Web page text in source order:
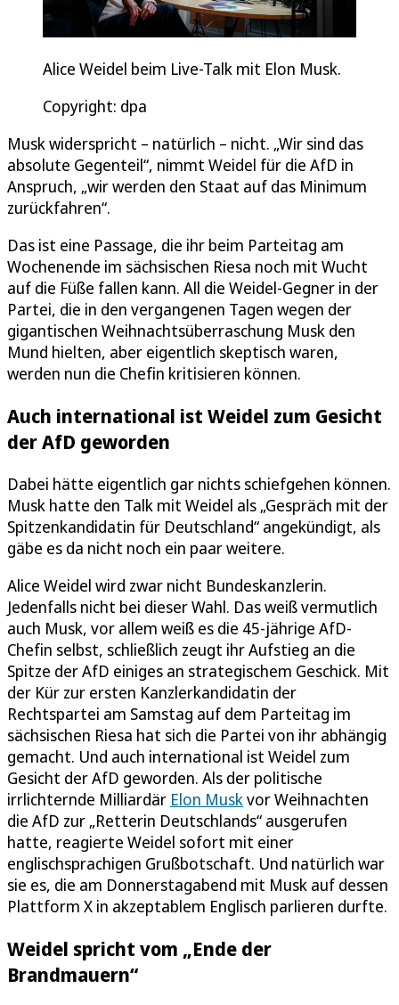
Alice Weidel beim Live-Talk mit Elon Musk.
Copyright: dpa
Musk widerspricht – natürlich – nicht. „Wir sind das
absolute Gegenteil“, nimmt Weidel für die AfD in
Anspruch, „wir werden den Staat auf das Minimum
zurückfahren“.
Das ist eine Passage, die ihr beim Parteitag am
Wochenende im sächsischen Riesa noch mit Wucht
auf die Füße fallen kann. All die Weidel-Gegner in der
Partei, die in den vergangenen Tagen wegen der
gigantischen Weihnachtsüberraschung Musk den
Mund hielten, aber eigentlich skeptisch waren,
werden nun die Chefin kritisieren können.
Auch international ist Weidel zum Gesicht
der AfD geworden
Dabei hätte eigentlich gar nichts schiefgehen können.
Musk hatte den Talk mit Weidel als „Gespräch mit der
Spitzenkandidatin für Deutschland“ angekündigt, als
gäbe es da nicht noch ein paar weitere.
Alice Weidel wird zwar nicht Bundeskanzlerin.
Jedenfalls nicht bei dieser Wahl. Das weiß vermutlich
auch Musk, vor allem weiß es die 45-jährige AfD-
Chefin selbst, schließlich zeugt ihr Aufstieg an die
Spitze der AfD einiges an strategischem Geschick. Mit
der Kür zur ersten Kanzlerkandidatin der
Rechtspartei am Samstag auf dem Parteitag im
sächsischen Riesa hat sich die Partei von ihr abhängig
gemacht. Und auch international ist Weidel zum
Gesicht der AfD geworden. Als der politische
irrlichternde Milliardär Elon Muskvor Weihnachten
die AfD zur „Retterin Deutschlands“ ausgerufen
hatte, reagierte Weidel sofort mit einer
englischsprachigen Grußbotschaft. Und natürlich war
sie es, die am Donnerstagabend mit Musk auf dessen
Plattform X in akzeptablem Englisch parlieren durfte.
Weidel spricht vom „Ende der
Brandmauern“